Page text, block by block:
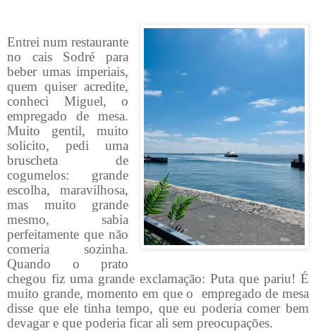
Entrei num restaurante
no cais Sodré para
beber umas imperiais,
quem quiser acredite,
conheci Miguel, o
empregado de mesa.
Muito gentil, muito
solicito, pedi uma
bruscheta de
cogumelos: grande
escolha, maravilhosa,
mas muito grande
mesmo, sabia
perfeitamente que não
comeria sozinha.
Quando o prato
chegou fiz uma grande exclamação: Puta que pariu! É
muito grande, momento em que o
empregado de mesa
disse que ele tinha tempo, que eu poderia comer bem
devagar e que poderia ficar ali sem preocupações.